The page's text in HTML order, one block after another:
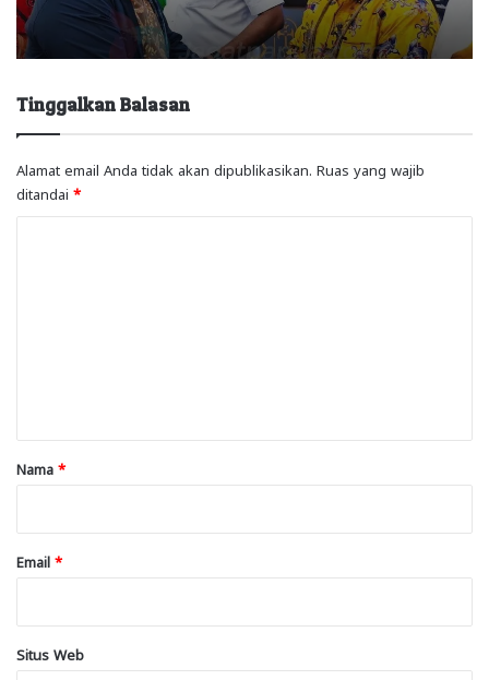
Tinggalkan Balasan
Alamat email Anda tidak akan dipublikasikan. Ruas yang wajib
ditandai *
rNama *
Email *
Situs Web